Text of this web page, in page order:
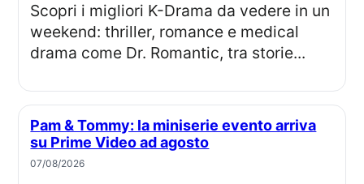
Scopri i migliori K-Drama da vedere in un
weekend: thriller, romance e medical
drama come Dr. Romantic, tra storie...
Pam & Tommy: la miniserie evento arriva
su Prime Video ad agosto
07/08/2026